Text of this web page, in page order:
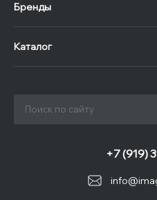
Бренды
Каталог
+7 (919)